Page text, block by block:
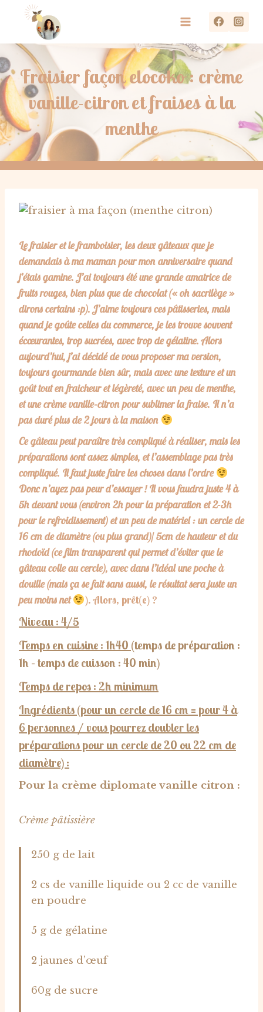
contenu
Fraisier façon elocoko : crème
vanille-citron et fraises à la
menthe
Le fraisier et le framboisier, les deux gâteaux que je
demandais à ma maman pour mon anniversaire quand
j’étais gamine. J’ai toujours été une grande amatrice de
fruits rouges, bien plus que de chocolat (« oh sacrilège »
dirons certains :p). J’aime toujours ces pâtisseries, mais
quand je goûte celles du commerce, je les trouve souvent
écœurantes, trop sucrées, avec trop de gélatine. Alors
aujourd’hui, j’ai décidé de vous proposer ma version,
toujours gourmande bien sûr, mais avec une texture et un
goût tout en fraicheur et légèreté, avec un peu de menthe,
et une crème vanille-citron pour sublimer la fraise. Il n’a
pas duré plus de 2 jours à la maison
Ce gâteau peut paraître très compliqué à réaliser, mais les
préparations sont assez simples, et l’assemblage pas très
compliqué. Il faut juste faire les choses dans l’ordre
Donc n’ayez pas peur d’essayer ! Il vous faudra juste 4 à
5h devant vous (environ 2h pour la préparation et 2-3h
pour le refroidissement) et un peu de matériel : un cercle de
16 cm de diamètre (ou plus grand)/ 5cm de hauteur et du
rhodoïd (ce film transparent qui permet d’éviter que le
gâteau colle au cercle), avec dans l’idéal une poche à
douille (mais ça se fait sans aussi, le résultat sera juste un
peu moins net
). Alors, prêt(e) ?
Niveau : 4/5
Temps en cuisine : 1h40 (temps de préparation :
1h – temps de cuisson : 40 min)
Temps de repos : 2h minimum
Ingrédients (pour un cercle de 16 cm = pour 4 à
6 personnes / vous pourrez doubler les
préparations pour un cercle de 20 ou 22 cm de
diamètre) :
Pour la crème diplomate vanille citron :
Crème pâtissière
250 g de lait
2 cs de vanille liquide ou 2 cc de vanille
en poudre
5 g de gélatine
2 jaunes d’œuf
60g de sucre